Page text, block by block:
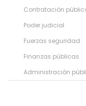
Contratación
Poder judicial
Fuerzas seguridad
Finanzas públicas
Administración